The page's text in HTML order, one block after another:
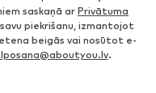
saskaņā ar Privātuma
piekrišanu, izmantojot
beigās vai nosūtot e-
.